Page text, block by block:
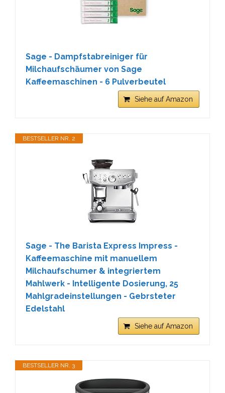
Sage - Dampfstabreiniger für
Milchaufschäumer von Sage
Kaffeemaschinen - 6 Pulverbeutel
Siehe auf Amazon
BESTSELLER NR. 2
Sage - The Barista Express Impress -
Kaffeemaschine mit manuellem
Milchaufschumer & integriertem
Mahlwerk - Intelligente Dosierung, 25
Mahlgradeinstellungen - Gebrsteter
Edelstahl
Siehe auf Amazon
BESTSELLER NR. 3